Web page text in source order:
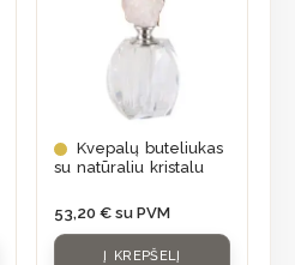
Kvepalų buteliukas
su natūraliu kristalu
53,20 € su PVM
Į KREPŠELĮ